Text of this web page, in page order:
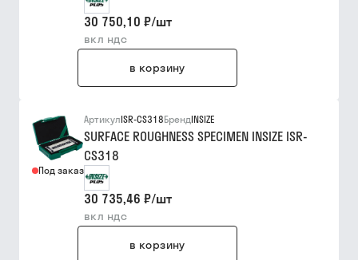
30 750,10 ₽/шт
вкл ндс
в корзину
Под заказ
АртикулISR-CS318БрендINSIZE
SURFACE ROUGHNESS SPECIMEN INSIZE ISR-
CS318
30 735,46 ₽/шт
вкл ндс
в корзину